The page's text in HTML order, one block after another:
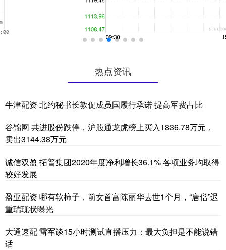
热点资讯
牛津配资 北约秘书长敦促成员国履行承诺 提高军费占比
谷锦网 共进股份跌停，沪股通龙虎榜上买入1836.78万元，
卖出3144.38万元
诚信双盈 拓普集团2020年度净利增长36.1% 各项业务均取得
较好发展
盈亚配资 哪有软柿子，前女首富陈丽华去世1个月，“唐僧”迟
重瑞现状曝光
大通速配 雷军谈15小时测试直播压力：最大负担是不能说错
话